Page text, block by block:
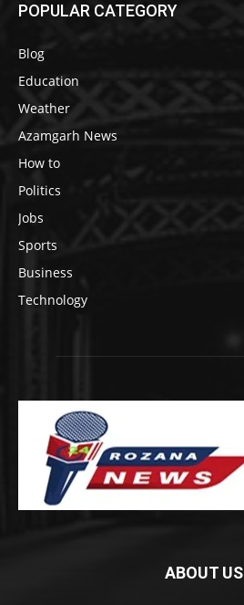
POPULAR CATEGORY
Blog
Education
Weather
Azamgarh News
How to
Politics
Jobs
Sports
Business
Technology
ABOUT US